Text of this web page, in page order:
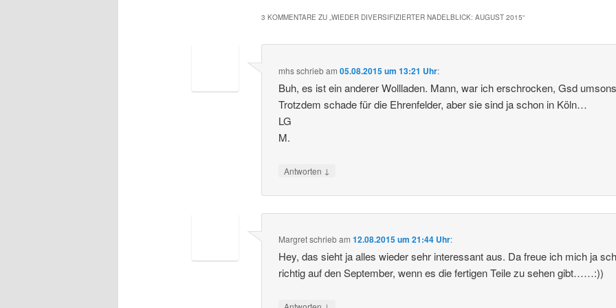
3 KOMMENTARE ZU „WIEDER DIVERSIFIZIERTER NADELBLICK: AUGUST 2015“
mhsschriebam05.08.2015 um 13:21 Uhr:
Buh, es ist ein anderer Wollladen. Mann, war ich erschrocken, Gsd
Trotzdem schade für die Ehrenfelder, aber sie sind ja schon in Köln…
LG
M.
Antworten ↓
Margretschriebam12.08.2015 um 21:44 Uhr:
Hey, das sieht ja alles wieder sehr interessant aus. Da freue ich mich ja
richtig auf den September, wenn es die fertigen Teile zu sehen gibt……:))